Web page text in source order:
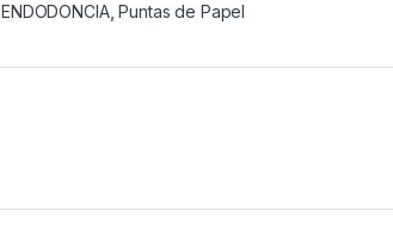
ENDODONCIA,Puntas de Papel